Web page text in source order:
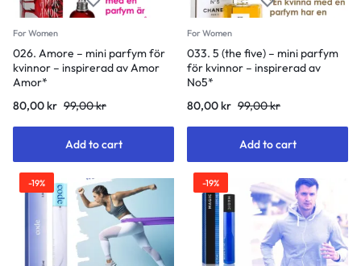
For Women
026. Amore – mini parfym för
kvinnor – inspirerad av Amor
Amor*
80,00kr 99,00kr
Add to cart
For Women
033. 5 (the five) – mini parfym
för kvinnor – inspirerad av
No5*
80,00kr 99,00kr
Add to cart
-19% -19%